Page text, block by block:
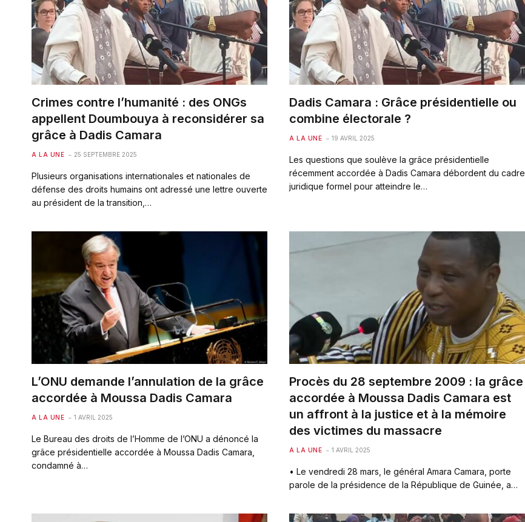
Crimes contre l’humanité : des ONGs
appellent Doumbouya à reconsidérer sa
grâce à Dadis Camara
A LA UNE 25 SEPTEMBRE 2025
Plusieurs organisations internationales et nationales de
défense des droits humains ont adressé une lettre ouverte
au président de la transition,…
Dadis Camara : Grâce présidentielle ou
combine électorale ?
A LA UNE 19 AVRIL 2025
Les questions que soulève la grâce présidentielle
récemment accordée à Dadis Camara débordent du cadre
juridique formel pour atteindre le…
L’ONU demande l’annulation de la grâce
accordée à Moussa Dadis Camara
A LA UNE 1 AVRIL 2025
Le Bureau des droits de l’Homme de l’ONU a dénoncé la
grâce présidentielle accordée à Moussa Dadis Camara,
condamné à…
Procès du 28 septembre 2009 : la grâce
accordée à Moussa Dadis Camara est
un affront à la justice et à la mémoire
des victimes du massacre
A LA UNE 1 AVRIL 2025
• Le vendredi 28 mars, le général Amara Camara, porte
parole de la présidence de la République de Guinée, a…